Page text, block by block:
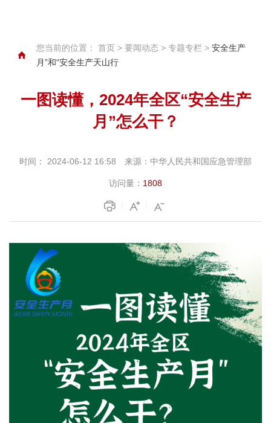
您当前的位置： 首页 > 要闻动态 > 专题专栏 > 安全生产
月”和“安全生产天山行
一图读懂，2024年全区“安全生产
月”怎么干？
时间： 2024-06-12 16:58 来源： 中华人民共和国应急管理部
访问量： 1808